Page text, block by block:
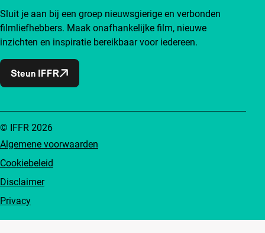
Sluit je aan bij een groep nieuwsgierige en verbonden
filmliefhebbers. Maak onafhankelijke film, nieuwe
inzichten en inspiratie bereikbaar voor iedereen.
Steun IFFR
Algemene voorwaarden
Cookiebeleid
Disclaimer
Privacy
© IFFR 2026